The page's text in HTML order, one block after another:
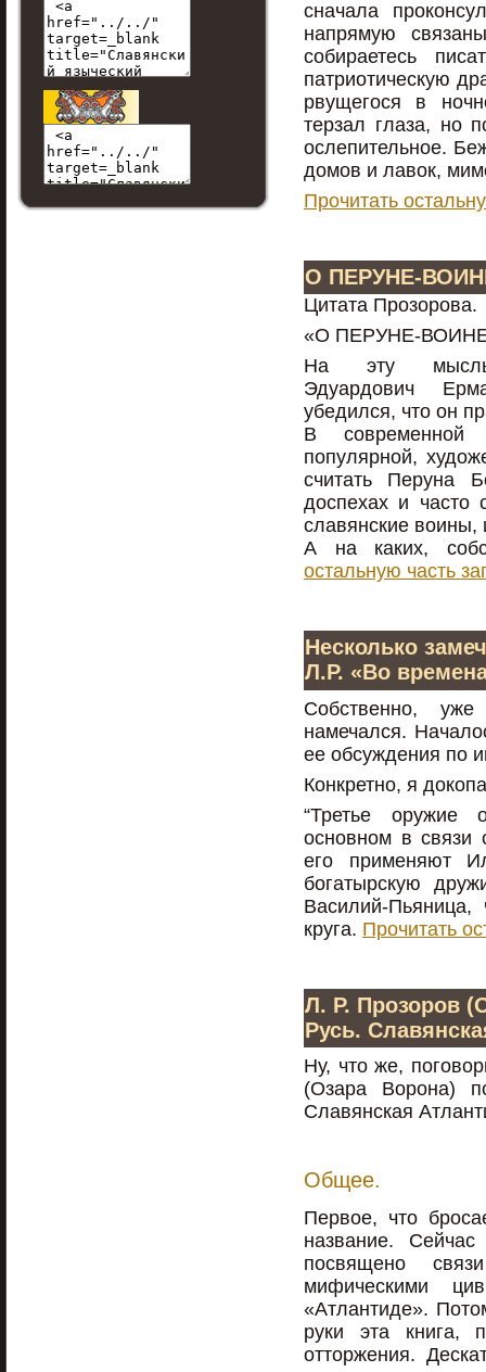
сначала
напрямую
собираетесь
патриотическую
рвущегося в
терзал глаза, но
ослепительное.
домов и лавок,
Прочитать
О ПЕРУНЕ-
Цитата Прозорова.
«О ПЕРУНЕ-
На эту
Эдуардович
убедился, что он
В современной
популярной,
считать Перуна
доспехах и часто
славянские воины,
А на каких,
остальную часть
Несколько
Л.Р. «Во
Собственно,
намечался.
ее обсуждения по
Конкретно, я
“Третье оружие
основном в связи
его применяют
богатырскую
Василий-Пьяница,
круга. Прочитать
Л. Р. Прозоров
Русь.
Ну, что же,
(Озара Ворона)
Славянская
Общее.
Первое, что
название.
посвящено
мифическими
«Атлантиде».
руки эта книга,
отторжения.